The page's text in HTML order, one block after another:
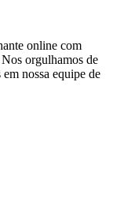
online com
orgulhamos de
nossa equipe de